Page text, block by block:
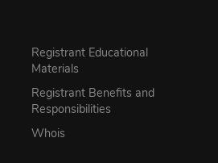
Registrant Educational
Materials
Registrant Benefits and
Responsibilities
Whois